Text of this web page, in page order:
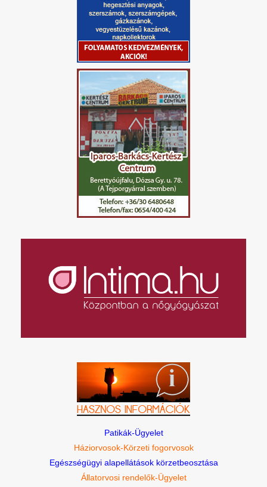
Patikák-Ügyelet
Háziorvosok-Körzeti fogorvosok
Egészségügyi alapellátások körzetbeosztása
Állatorvosi rendelők-Ügyelet